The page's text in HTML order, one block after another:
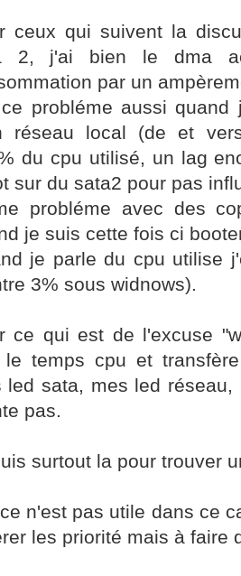
ceux qui suivent la
2, j'ai bien le dma
par un
probléme aussi
réseau local (de et
du cpu utilisé, un lag
sur du sata2 pour pas
probléme avec des
je suis cette fois ci
je parle du cpu utilise
3% sous widnows).
ce qui est de l'excuse
le temps cpu et
led sata, mes led réseau,
pas.
surtout la pour trouver
n'est pas utile dans ce
les priorité mais à faire